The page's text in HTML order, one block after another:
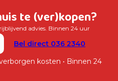
te (ver)kopen?
advies. Binnen 24 uur
Bel direct 036 2340
kosten • Binnen 24